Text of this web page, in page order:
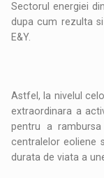
Sectorul energiei
dupa cum rezulta
E&Y.
Astfel, la nivelul
extraordinara a
pentru a
centralelor eoliene
durata de viata a